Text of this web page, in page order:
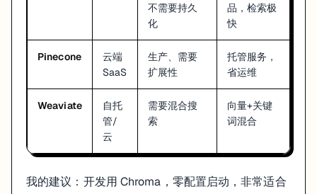
把你自己的一份 PDF 或 Markdown 文档跑成一个问答系统：
# TODO 1：加载你的文档（PDF 或 .txt 或 .md）
# TODO 2：调整分块参数（从 chunk_size=500,
# TODO 3：创建向量数据库并存储
# TODO 4：测试检索效果（retriever.invoke("你的问题") 看返回
# TODO 5：组装完整的 RAG Chain 并运行
# 进阶：尝试把检索策略从 similarity 换成 mmr，对比效果差异
不需要持久
化
品，检索极
快
Pinecone
云端
SaaS
生产、需要
扩展性
托管服务，
省运维
Weaviate
自托
管/
云
需要混合搜
索
向量+关键
词混合
我的建议：开发用 Chroma，零配置启动，非常适合